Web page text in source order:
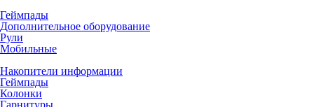
Геймпады
Дополнительное оборудование
Рули
Мобильные
Накопители информации
Геймпады
Колонки
Гарнитуры